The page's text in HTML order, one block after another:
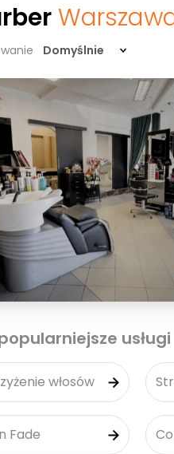
Domyślnie
usługi
włosów
Fade